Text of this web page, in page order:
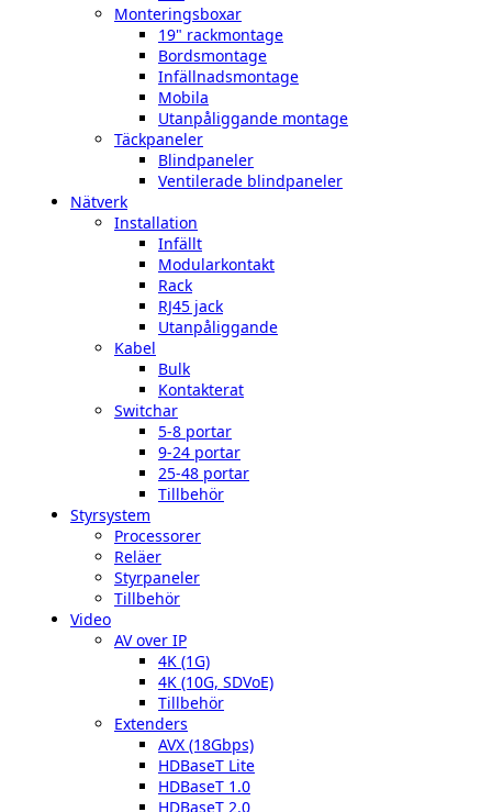
Monteringsboxar
19" rackmontage
Bordsmontage
Infällnadsmontage
Mobila
Utanpåliggande montage
Täckpaneler
Blindpaneler
Ventilerade blindpaneler
Nätverk
Installation
Infällt
Modularkontakt
Rack
RJ45 jack
Utanpåliggande
Kabel
Bulk
Kontakterat
Switchar
5-8 portar
9-24 portar
25-48 portar
Tillbehör
Styrsystem
Processorer
Reläer
Styrpaneler
Tillbehör
Video
AV over IP
4K (1G)
4K (10G, SDVoE)
Tillbehör
Extenders
AVX (18Gbps)
HDBaseT Lite
HDBaseT 1.0
HDBaseT 2.0